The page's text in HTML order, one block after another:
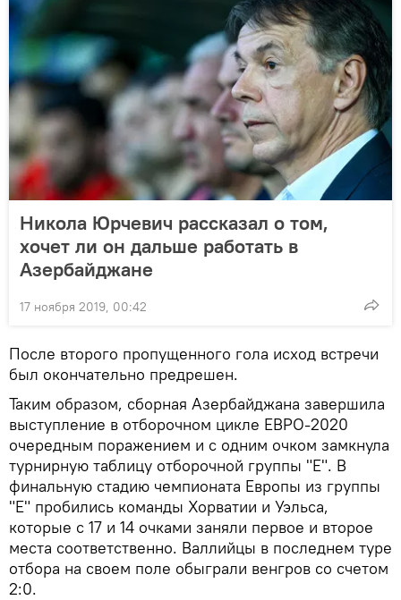
Никола Юрчевич рассказал о том,
хочет ли он дальше работать в
Азербайджане
17 ноября 2019, 00:42
После второго пропущенного гола исход встречи
был окончательно предрешен.
Таким образом, сборная Азербайджана завершила
выступление в отборочном цикле ЕВРО-2020
очередным поражением и с одним очком замкнула
турнирную таблицу отборочной группы "Е". В
финальную стадию чемпионата Европы из группы
"Е" пробились команды Хорватии и Уэльса,
которые с 17 и 14 очками заняли первое и второе
места соответственно. Валлийцы в последнем туре
отбора на своем поле обыграли венгров со счетом
2:0.